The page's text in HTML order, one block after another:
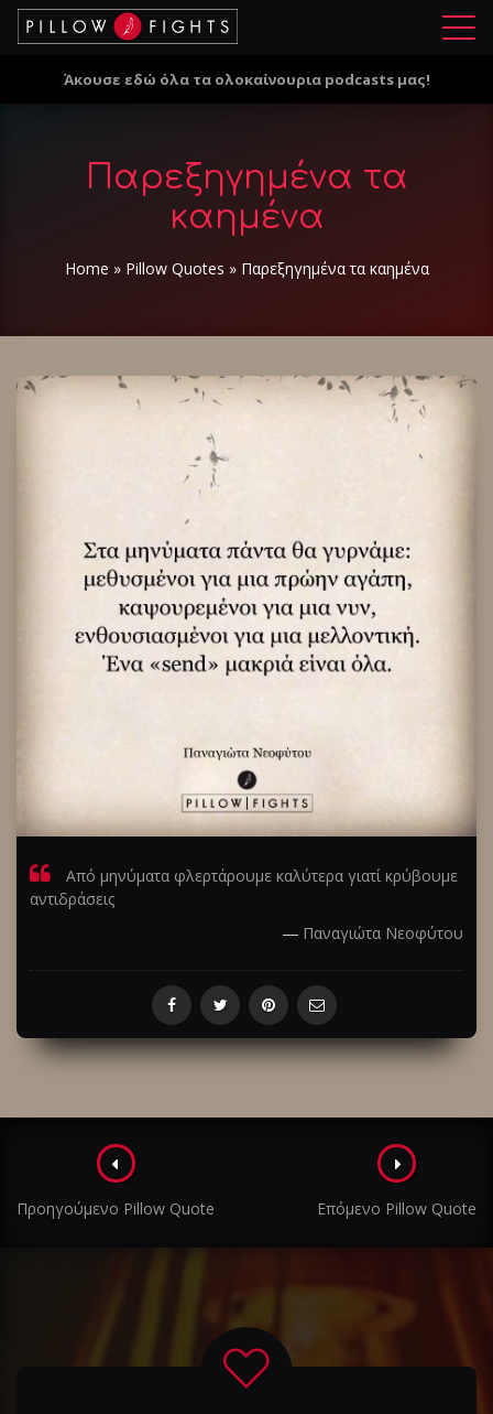
Μ
ο
Άκουσε εδώ όλα τα ολοκαίνουρια podcasts μας!
Παρεξηγημένα τα
καημένα
Home » Pillow Quotes » Παρεξηγημένα τα καημένα
Από μηνύματα φλερτάρουμε καλύτερα γιατί κρύβουμε
αντιδράσεις
― Παναγιώτα Νεοφύτου
Πλοήγηση
στα
άρθρα
Προηγούμενο Pillow Quote Επόμενο Pillow Quote